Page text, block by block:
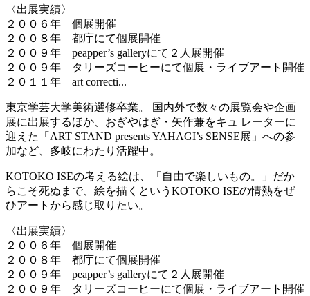
〈出展実績〉
２００６年 個展開催
２００８年 都庁にて個展開催
２００９年 peapper’s galleryにて２人展開催
２００９年 タリーズコーヒーにて個展・ライブアート開催
２０１１年 art correcti...
東京学芸大学美術選修卒業。 国内外で数々の展覧会や企画
展に出展するほか、おぎやはぎ・矢作兼をキュ レーターに
迎えた「ART STAND presents YAHAGI’s SENSE展」への参
加など、多岐にわたり活躍中。
KOTOKO ISEの考える絵は、「自由で楽しいもの。」だか
らこそ死ぬまで、絵を描くというKOTOKO ISEの情熱をぜ
ひアートから感じ取りたい。
〈出展実績〉
２００６年 個展開催
２００８年 都庁にて個展開催
２００９年 peapper’s galleryにて２人展開催
２００９年 タリーズコーヒーにて個展・ライブアート開催